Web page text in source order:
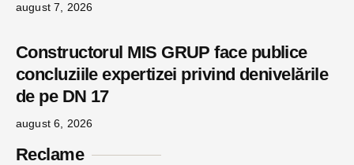
august 7, 2026
Constructorul MIS GRUP face publice
concluziile expertizei privind denivelările
de pe DN 17
august 6, 2026
Reclame